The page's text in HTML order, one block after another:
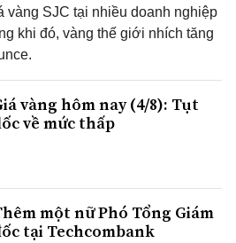
vàng SJC tại nhiều doanh nghiệp
khi đó, vàng thế giới nhích tăng
vàng hôm nay (4/8): Tụt
về mức thấp
một nữ Phó Tổng Giám
tại Techcombank